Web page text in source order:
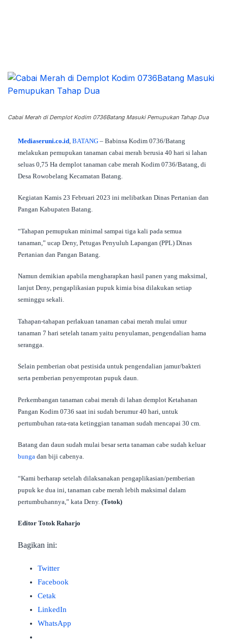
Cabai Merah di Demplot Kodim 0736Batang Masuki Pemupukan Tahap Dua
Mediaseruni.co.id BATANG – Babinsa Kodim 0736/Batang
melakukan pemupukan tanaman cabai merah berusia 40 hari si lahan
seluas 0,75 Ha demplot tanaman cabe merah Kodim 0736/Batang, di
Desa Rowobelang Kecamatan Batang.
Kegiatan Kamis 23 Februari 2023 ini melibatkan Dinas Pertanian dan
Pangan Kabupaten Batang.
“Tahapan pemupukan minimal sampai tiga kali pada semua
tanaman,” ucap Deny, Petugas Penyuluh Lapangan (PPL) Dinas
Pertanian dan Pangan Batang.
Namun demikian apabila mengharapkan hasil panen yang maksimal,
lanjut Deny, pengaplikasian pupuk kimia bisa dilakukan setiap
seminggu sekali.
Tahapan-tahapan perlakuan tanaman cabai merah mulai umur
tanaman 7 hari setelah tanam yaitu penyulaman, pengendalian hama
serangga.
Selain pemberian obat pestisida untuk pengendalian jamur/bakteri
serta pemberian penyemprotan pupuk daun.
Perkembangan tanaman cabai merah di lahan demplot Ketahanan
Pangan Kodim 0736 saat ini sudah berumur 40 hari, untuk
pertumbuhan rata-rata ketinggian tanaman sudah mencapai 30 cm.
Batang dan daun sudah mulai besar serta tanaman cabe sudah keluar
bunga dan biji cabenya.
“Kami berharap setelah dilaksanakan pengaplikasian/pemberian
pupuk ke dua ini, tanaman cabe merah lebih maksimal dalam
pertumbuhannya,” kata Deny. (Totok)
Editor Totok Raharjo
Bagikan ini:
Twitter
Facebook
Cetak
LinkedIn
WhatsApp